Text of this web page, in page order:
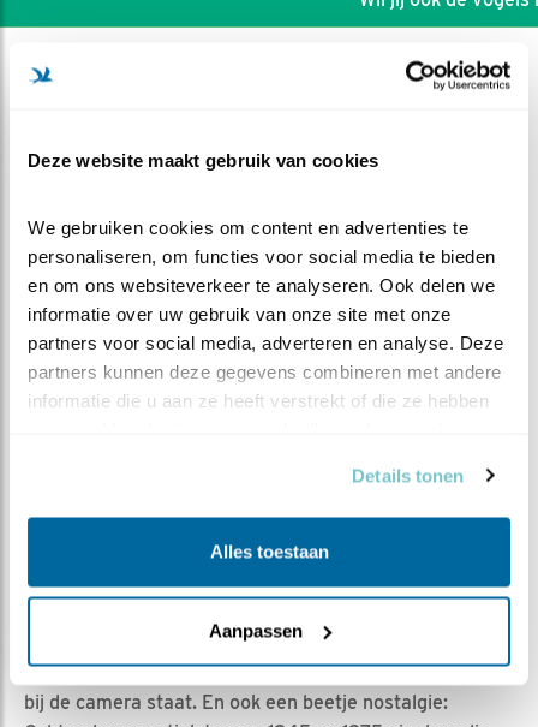
Deze website maakt gebruik van cookies
We gebruiken cookies om content en advertenties te
personaliseren, om functies voor social media te bieden
en om ons websiteverkeer te analyseren. Ook delen we
informatie over uw gebruik van onze site met onze
partners voor social media, adverteren en analyse. Deze
partners kunnen deze gegevens combineren met andere
informatie die u aan ze heeft verstrekt of die ze hebben
Details tonen
Alles toestaan
Aanpassen
DEEL DIT FILMPJE
Emil | Geplaatst op 7 april 2021, 12:10 |
en springen. Oefenen voor later. Let ook eens op het
gebruik van de klauwtjes als het springende kuiken vlak
bij de camera staat. En ook een beetje nostalgie: